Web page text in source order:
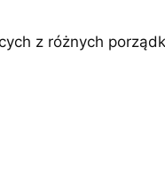
z różnych